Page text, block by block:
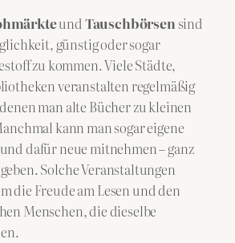
undTauschbörsensind
günstig oder sogar
zu kommen. Viele Städte,
veranstalten regelmäßig
man alte Bücher zu kleinen
kann man sogar eigene
dafür neue mitnehmen – ganz
Solche Veranstaltungen
die Freude am Lesen und den
Menschen, die dieselbe